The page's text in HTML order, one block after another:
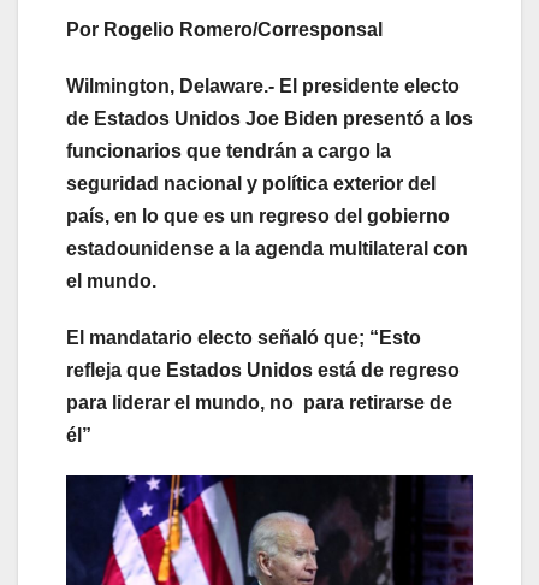
Por Rogelio Romero/Corresponsal
Wilmington, Delaware.- El presidente electo
de Estados Unidos Joe Biden presentó a los
funcionarios que tendrán a cargo la
seguridad nacional y política exterior del
país, en lo que es un regreso del gobierno
estadounidense a la agenda multilateral con
el mundo.
El mandatario electo señaló que; “Esto
refleja que Estados Unidos está de regreso
para liderar el mundo, no para retirarse de
él”